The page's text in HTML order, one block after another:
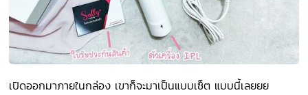
เปิดออกมาภายในกล่อง เขาก็จะมาเป็นแบบเซ็ต แบบนี้เลยยย